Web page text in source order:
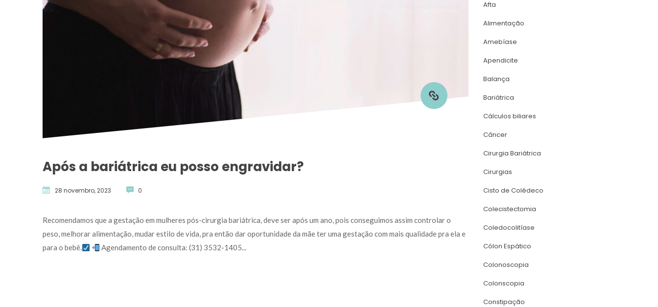
Após a bariátrica eu posso engravidar?
28 novembro, 2023 0
Recomendamos que a gestação em mulheres pós-cirurgia bariátrica, deve ser após um ano, pois conseguimos assim controlar o
peso, melhorar alimentação, mudar estilo de vida, pra então dar oportunidade da mãe ter uma gestação com mais qualidade pra ela e
para o bebê.
Agendamento de consulta: (31) 3532-1405...
Afta
Alimentação
Amebíase
Apendicite
Balança
Bariátrica
Cálculos biliare
Câncer
Cirurgia Bariátrica
Cirurgia
Cisto de Colédeco
Colecistectomia
Coledocolitíase
Cólon Espático
Colonoscopia
Colonscopia
Constipação